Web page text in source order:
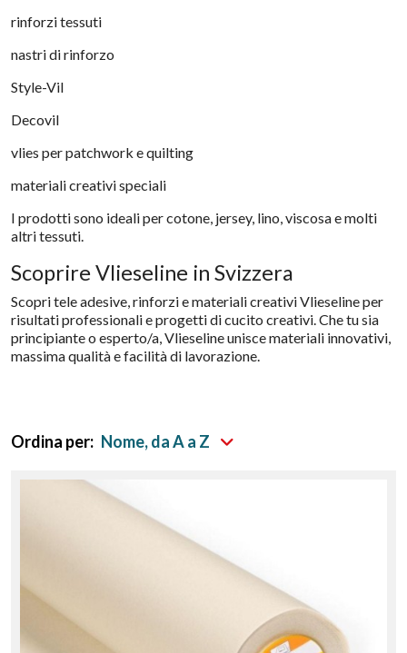
rinforzi tessuti
nastri di rinforzo
Style-Vil
Decovil
vlies per patchwork e quilting
materiali creativi speciali
I prodotti sono ideali per cotone, jersey, lino, viscosa e molti
altri tessuti.
Scoprire Vlieseline in Svizzera
Scopri tele adesive, rinforzi e materiali creativi Vlieseline per
risultati professionali e progetti di cucito creativi. Che tu sia
principiante o esperto/a, Vlieseline unisce materiali innovativi,
massima qualità e facilità di lavorazione.
Ordina per: Nome, da A a Z